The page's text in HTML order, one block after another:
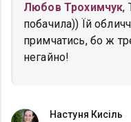
Любов Трохимчук,
побачила)) Їй
примчатись, бо ж
негайно!
Настуня Кисіль